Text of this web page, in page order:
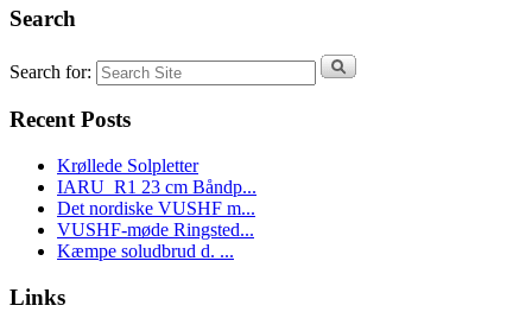
Search
Search for:
Recent Posts
Krøllede Solpletter
IARU_R1 23 cm Båndp...
Det nordiske VUSHF m...
VUSHF-møde Ringsted...
Kæmpe soludbrud d. ...
Links